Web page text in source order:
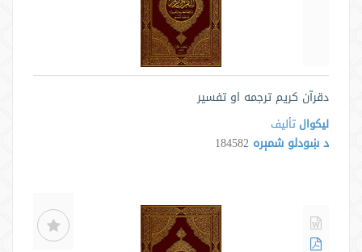
دقرآن کریم ترجمه او تفسیر
لیکوالتألیف
د ښودلو شمېره 184582